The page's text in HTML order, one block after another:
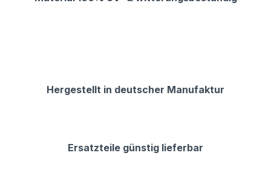
Hergestellt in deutscher Manufaktur
Ersatzteile günstig lieferbar